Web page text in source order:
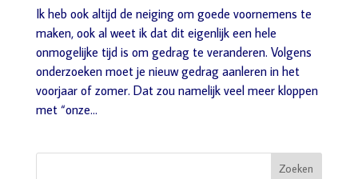
Ik heb ook altijd de neiging om goede voornemens te
maken, ook al weet ik dat dit eigenlijk een hele
onmogelijke tijd is om gedrag te veranderen. Volgens
onderzoeken moet je nieuw gedrag aanleren in het
voorjaar of zomer. Dat zou namelijk veel meer kloppen
met “onze...
Zoeken